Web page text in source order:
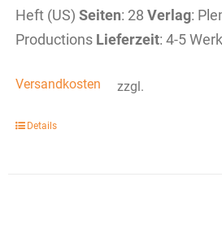
Heft (US) Seiten: 28 Verlag:
Productions Lieferzeit: 4-5
zzgl.
Versandkosten
Details